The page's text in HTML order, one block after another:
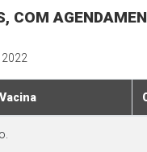
COM
Vacina